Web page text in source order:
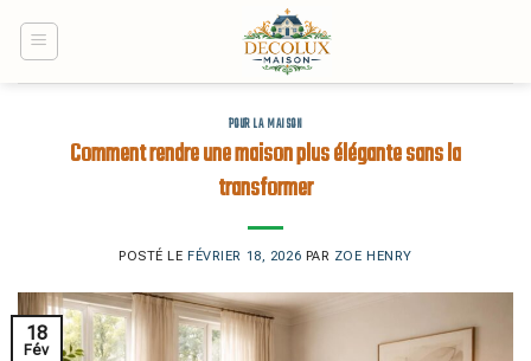
POUR LA MAISON
Comment rendre une maison plus élégante sans la
transformer
POSTÉ LEFÉVRIER 18, 2026 PAR ZOE HENRY
18
Fév